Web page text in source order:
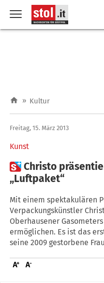
» Kultur
Kunst
Freitag, 15. März 2013
Christo
„Luftpaket“
Mit einem spektakulären
Verpackungskünstler
Oberhausener
ermöglichen. Es ist das
seine 2009 gestorbene